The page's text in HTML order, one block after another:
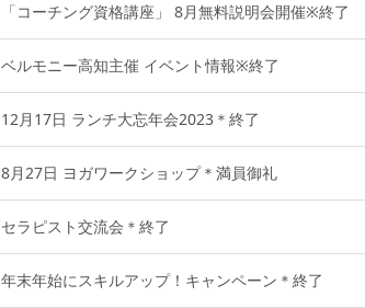
「コーチング資格講座」 8月無料説明会開催※終了
ベルモニー高知主催 イベント情報※終了
12月17日 ランチ大忘年会2023＊終了
8月27日 ヨガワークショップ＊満員御礼
セラピスト交流会＊終了
年末年始にスキルアップ！キャンペーン＊終了